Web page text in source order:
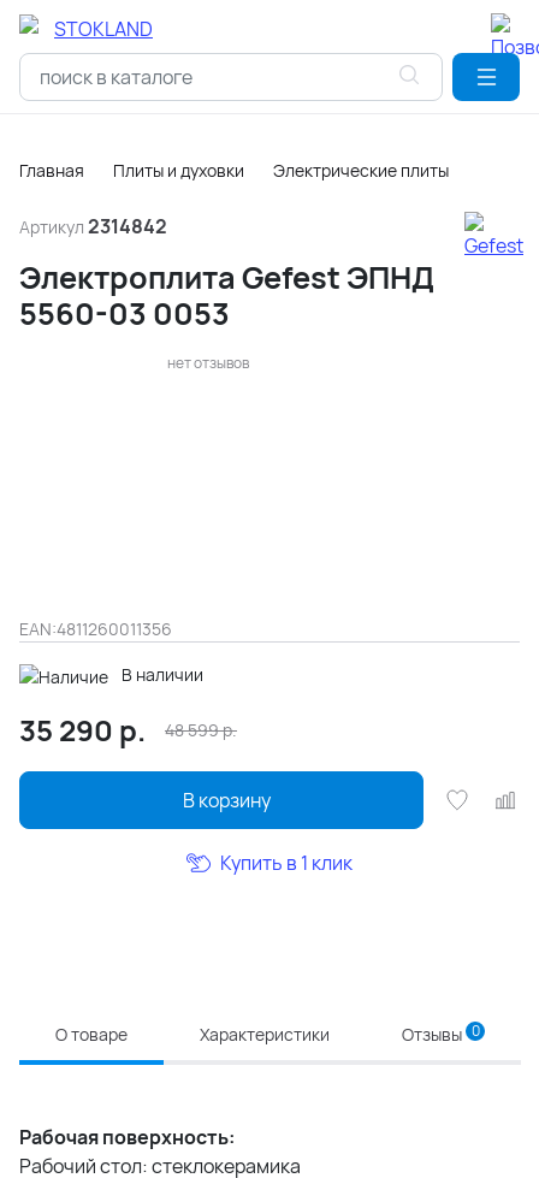
Главная Плиты и духовки Электрические плиты
Артикул 2314842
Электроплита Gefest ЭПНД
5560-03 0053
нет отзывов
EAN:4811260011356
В наличии
35 290 р. 48 599р.
В корзину
Купить в 1 клик
О товаре Характеристики Отзывы 0
Рабочая поверхность:
Рабочий стол: стеклокерамика